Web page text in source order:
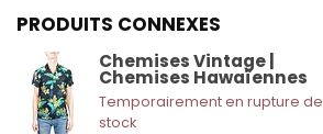
PRODUITS CONNEXES
Chemises Vintage |
Chemises Hawaïennes
Temporairement en rupture de
stock